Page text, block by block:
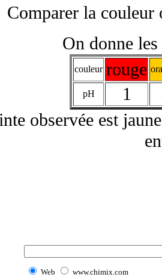
Comparer la couleur
On donne
couleur rouge
pH 1
observée est
Web www.chimix.com